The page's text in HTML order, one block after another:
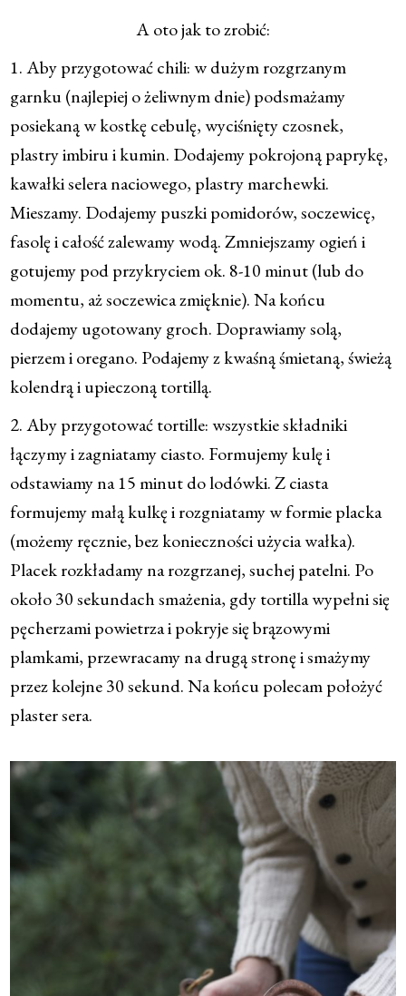
A oto jak to zrobić:
1. Aby przygotować chili: w dużym rozgrzanym
garnku (najlepiej o żeliwnym dnie) podsmażamy
posiekaną w kostkę cebulę, wyciśnięty czosnek,
plastry imbiru i kumin. Dodajemy pokrojoną paprykę,
kawałki selera naciowego, plastry marchewki.
Mieszamy. Dodajemy puszki pomidorów, soczewicę,
fasolę i całość zalewamy wodą. Zmniejszamy ogień i
gotujemy pod przykryciem ok. 8-10 minut (lub do
momentu, aż soczewica zmięknie). Na końcu
dodajemy ugotowany groch. Doprawiamy solą,
pierzem i oregano. Podajemy z kwaśną śmietaną, świeżą
kolendrą i upieczoną tortillą.
2. Aby przygotować tortille: wszystkie składniki
łączymy i zagniatamy ciasto. Formujemy kulę i
odstawiamy na 15 minut do lodówki. Z ciasta
formujemy małą kulkę i rozgniatamy w formie placka
(możemy ręcznie, bez konieczności użycia wałka).
Placek rozkładamy na rozgrzanej, suchej patelni. Po
około 30 sekundach smażenia, gdy tortilla wypełni się
pęcherzami powietrza i pokryje się brązowymi
plamkami, przewracamy na drugą stronę i smażymy
przez kolejne 30 sekund. Na końcu polecam położyć
plaster sera.